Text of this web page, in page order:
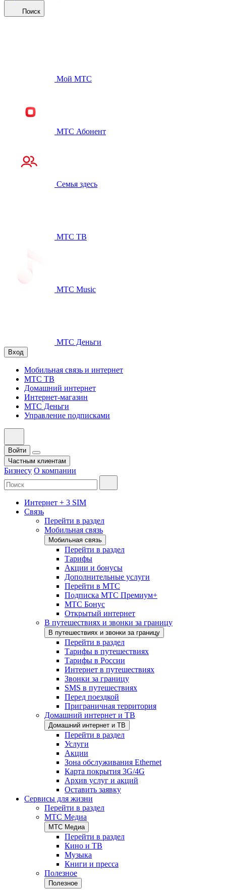
Поиск
Мой МТС
МТС Абонент
Семья здесь
МТС ТВ
МТС Music
МТС Деньги
Вход
Мобильная связь и интернет
МТС ТВ
Домашний интернет
Интернет-магазин
МТС Деньги
Управление подписками
Войти
Частным клиентам
Бизнесу О компании
Интернет + 3 SIM
Связь
Перейти в раздел
Мобильная связь
Мобильная связь
Перейти в раздел
Тарифы
Акции и бонусы
Дополнительные услуги
Перейти в МТС
Подписка МТС Премиум+
МТС Бонус
Открытый интернет
В путешествиях и звонки за границу
В путешествиях и звонки за границу
Перейти в раздел
Тарифы в путешествиях
Тарифы в России
Интернет в путешествиях
Звонки за границу
SMS в путешествиях
Перед поездкой
Приграничная территория
Домашний интернет и ТВ
Домашний интернет и ТВ
Перейти в раздел
Услуги
Акции
Зона обслуживания Ethernet
Карта покрытия 3G/4G
Архив услуг и акций
Оставить заявку
Сервисы для жизни
Перейти в раздел
МТС Медиа
МТС Медиа
Перейти в раздел
Кино и ТВ
Музыка
Книги и пресса
Полезное
Полезное